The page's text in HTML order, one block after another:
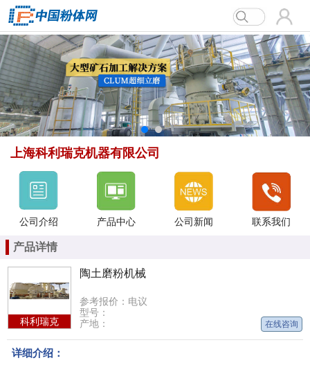
上海科利瑞克机器有限公司
上海科利瑞克机器有限公司
公司介绍 产品中心 公司新闻 联系我们
产品详情
科利瑞克
陶土磨粉机械
参考报价：电议
型号：
产地：
在线咨询
详细介绍：